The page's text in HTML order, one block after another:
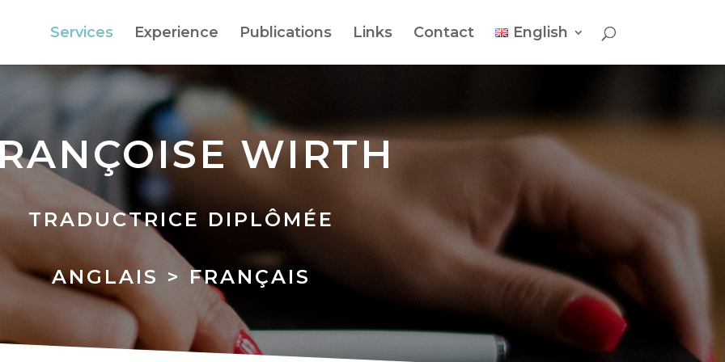
Services Experience Publications Links Contact English
WIRTH
TRADUCTRICE DIPLÔMÉE
ANGLAIS > FRANÇAIS